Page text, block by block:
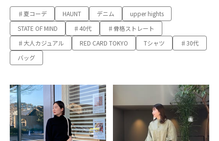
♯夏コーデ HAUNT デニム
upper hights
STATE OF MIND
♯40代
♯骨格ストレート
♯大人カジュアル
RED CARD TOKYO Tシャツ
♯30代
バッグ